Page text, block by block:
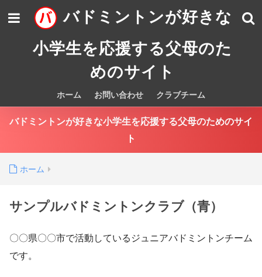
バドミントンが好きな
小学生を応援する父母のた
めのサイト
ホーム お問い合わせ クラブチーム
バドミントンが好きな小学生を応援する父母のためのサイ
ト
ホーム
サンプルバドミントンクラブ（青）
〇〇県〇〇市で活動しているジュニアバドミントンチーム
です。